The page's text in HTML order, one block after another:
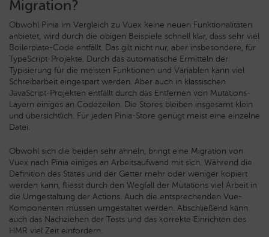
Migration?
Obwohl Pinia im Vergleich zu Vuex keine neuen Funktionalitäten
anbietet, wird durch die obigen Beispiele schnell klar, dass sehr viel
Boilerplate-Code entfällt. Das gilt nicht nur, aber insbesondere, für
TypeScript-Projekte. Durch das automatische Ermitteln der
Typisierung für die meisten Funktionen und Variablen kann viel
Schreibarbeit eingespart werden. Aber auch in klassischen
JavaScript-Projekten entfällt durch das Entfernen von Mutations-
Layern einiges an Codezeilen. Die Stores bleiben insgesamt klein
und übersichtlich. Für jeden Pinia-Store genügt meist eine einzelne
Datei.
Obwohl sich die beiden sehr ähneln, bringt eine Migration von
Vuex nach Pinia einiges an Arbeitsaufwand mit sich. Während die
Definition des States und der Getter mehr oder weniger kopiert
werden kann, fliesst durch den Wegfall der Mutations viel Arbeit in
die Umgestaltung der Actions. Auch die entsprechenden Vue-
Komponenten müssen umgestaltet werden. Abschließend kann
auch das Nachziehen der Tests und das korrekte Einrichten des
HMR viel Zeit einfordern.